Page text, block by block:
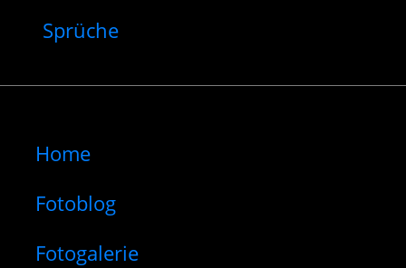
Sprüche
Home
Fotoblog
Fotogalerie